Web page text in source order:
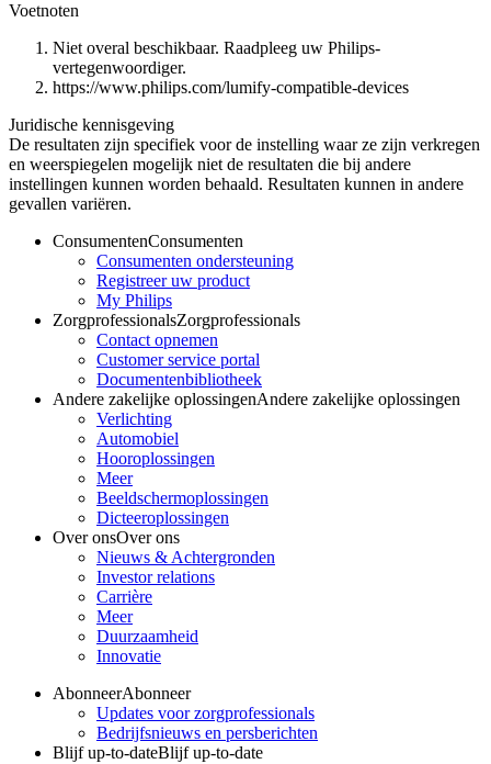
Voetnoten
Niet overal beschikbaar. Raadpleeg uw Philips-
vertegenwoordiger.
https://www.philips.com/lumify-compatible-devices
Juridische kennisgeving
De resultaten zijn specifiek voor de instelling waar ze zijn verkregen
en weerspiegelen mogelijk niet de resultaten die bij andere
instellingen kunnen worden behaald. Resultaten kunnen in andere
gevallen variëren.
ConsumentenConsumenten
Consumenten ondersteuning
Registreer uw product
My Philips
ZorgprofessionalsZorgprofessionals
Contact opnemen
Customer service portal
Documentenbibliotheek
Andere zakelijke oplossingenAndere zakelijke oplossingen
Verlichting
Automobiel
Hooroplossingen
Meer
Beeldschermoplossingen
Dicteeroplossingen
Over onsOver ons
Nieuws & Achtergronden
Investor relations
Carrière
Meer
Duurzaamheid
Innovatie
AbonneerAbonneer
Updates voor zorgprofessionals
Bedrijfsnieuws en persberichten
Blijf up-to-dateBlijf up-to-date